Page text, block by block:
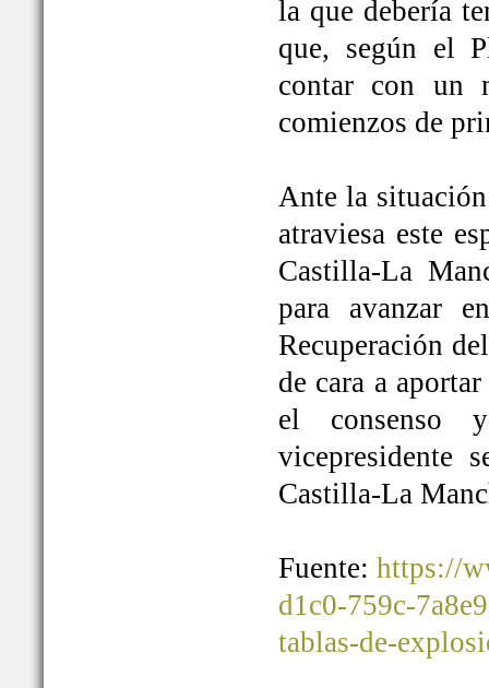
la que debería
que, según el
contar con un
comienzos de
Ante la
atraviesa este
Castilla-La
para avanzar
Recuperación
de cara a
el consenso
vicepresidente
Castilla-La
Fuente: https://
d1c0-759c-
tablas-de-